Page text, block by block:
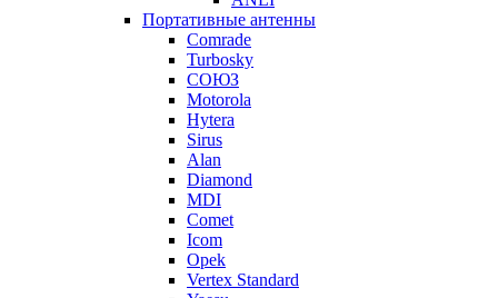
Портативные антенны
Comrade
Turbosky
СОЮЗ
Motorola
Hytera
Sirus
Alan
Diamond
MDI
Comet
Icom
Opek
Vertex Standard